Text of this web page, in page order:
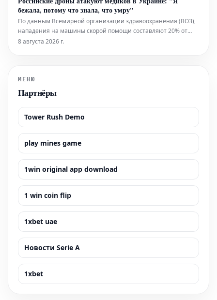
президента ФИФА заявил, что Инфантино "категорически
отрицает эти абсолютно ложные
бежала, потому что знала, что умру"
По данным Всемирной организации здравоохранения (ВОЗ),
нападения на машины скорой помощи составляют 20% от
общего числа атак на систему здравоохранения Украины, что
8 августа 2026 г.
МЕНЮ
Партнёры
Tower Rush Demo
play mines game
1win original app download
1 win coin flip
1xbet uae
Новости Serie A
1xbet